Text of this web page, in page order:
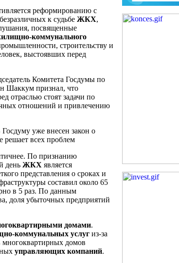
реформированию с
к судьбе ЖКХ,
посвященные
коммунального
строительству и
выстоявших перед
Комитета Госдумы по
Шаккум признал, что
отраслью стоят задачи по
отношений и привлечению
уже внесен закон о
решает всех проблем
По признанию
день ЖКХ является
представления о сроках и
составил около 65
в 5 раз. По данным
доля убыточных предприятий
домами.
коммунальных услуг из-за
многоквартирных домов
управляющих компаний.